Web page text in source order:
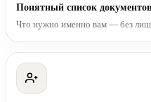
Понятный список документов
Что нужно именно вам — без